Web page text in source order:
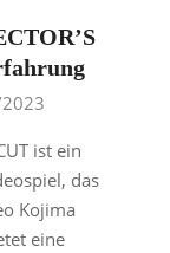
ist ein
das
Kojima
eine